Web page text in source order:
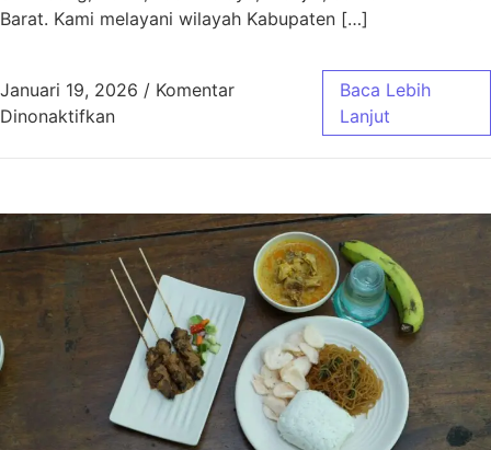
Barat. Kami melayani wilayah Kabupaten […]
Januari 19, 2026 / Komentar
Dinonaktifkanpada Aqiqah Baleendah Bandung Murah &
Baca Lebih
Lanjut